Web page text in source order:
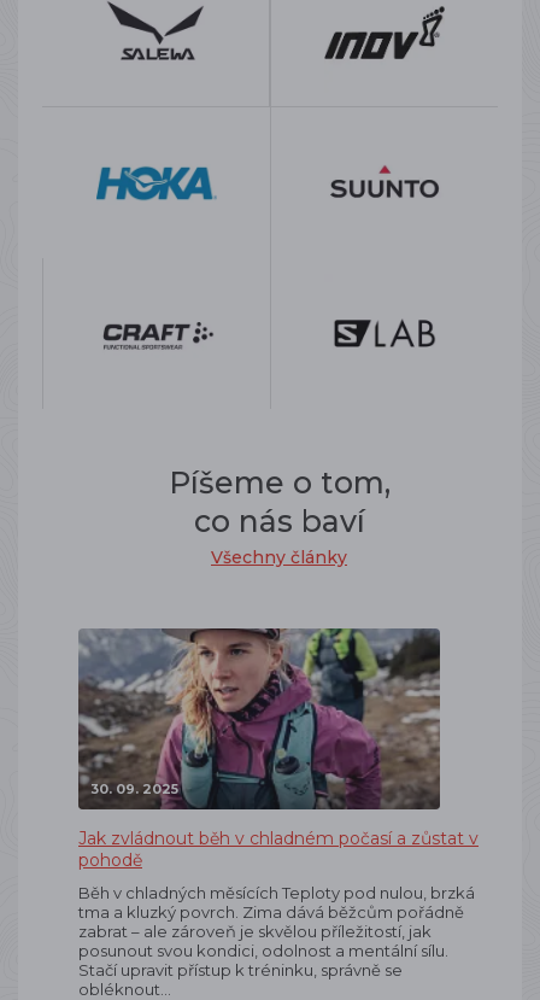
Píšeme o tom,
co nás baví
Všechny články
30. 09. 2025
Jak zvládnout běh v chladném počasí a zůstat v
pohodě
Běh v chladných měsících Teploty pod nulou, brzká
tma a kluzký povrch. Zima dává běžcům pořádně
zabrat – ale zároveň je skvělou příležitostí, jak
posunout svou kondici, odolnost a mentální sílu.
Stačí upravit přístup k tréninku, správně se
obléknout…